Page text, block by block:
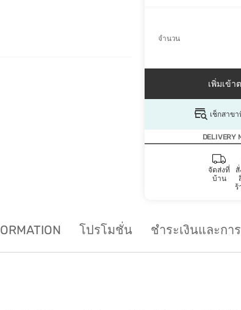
จำนวน
เพิ่มเข้า
เช็กสาข
DELIVERY
จัดส่งที่
บ้าน
โปรโมชั่น ชำระเงินและกา